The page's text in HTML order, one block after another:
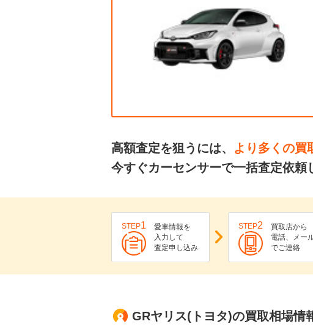
高額査定を狙うには、 より多くの買
今すぐカーセンサーで一括査定依頼
STEP1
愛車情報を
入力して
査定申し込み
STEP2
買取店から
電話、メー
でご連絡
GRヤリス(トヨタ)の買取相場情